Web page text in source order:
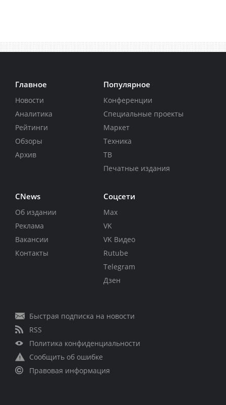
Главное
Новости
Аналитика
Рейтинги
Обзоры
Архив
Популярное
Конференции
Специальные проекты
Маркет
Техника
ТВ
Печатные издания
CNews
Об издании
Реклама
Вакансии
Контакты
Соцсети
Max
VK
VK Видео
Rutube
Telegram
Дзен
Быстрая подписка на новости
RSS
Политика конфиденциальности
Сообщить об ошибке
Правовая информация